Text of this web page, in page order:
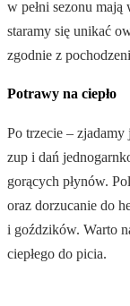
w pełni sezonu
staramy się unikać
zgodnie z
Potrawy na ciepło
Po trzecie – zjadamy
zup i dań
gorących płynów.
oraz dorzucanie do
i goździków. Warto
ciepłego do picia.